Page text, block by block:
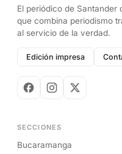
El periódico de Santander
que combina periodismo
al servicio de la verdad.
Edición impresa
SECCIONES
Bucaramanga